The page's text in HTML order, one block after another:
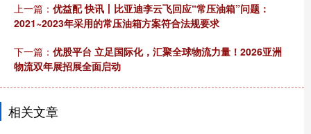
上一篇： 优益配 快讯丨比亚迪李云飞回应“常压油箱”问题：
2021~2023年采用的常压油箱方案符合法规要求
下一篇： 优股平台 立足国际化，汇聚全球物流力量！2026亚洲
物流双年展招展全面启动
相关文章